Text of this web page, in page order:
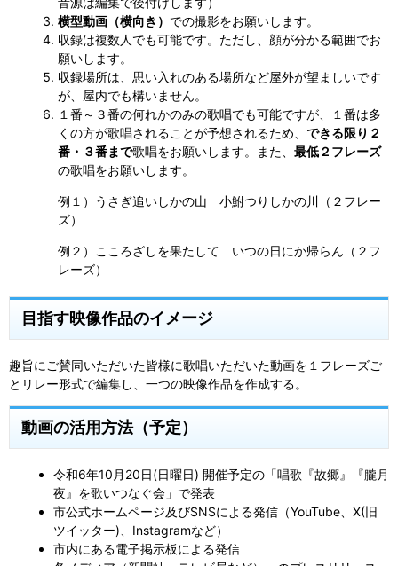
横型動画（横向き） での撮影をお願いします。
収録は複数人でも可能です。ただし、顔が分かる範囲でお
願いします。
収録場所は、思い入れのある場所など屋外が望ましいです
が、屋内でも構いません。
１番～３番の何れかのみの歌唱でも可能ですが、１番は多
くの方が歌唱されることが予想されるため、 できる限り２
番・３番まで歌唱をお願いします。また、 最低２フレーズ
の歌唱をお願いします。
例１）うさぎ追いしかの山 小鮒つりしかの川（２フレー
ズ）
例２）こころざしを果たして いつの日にか帰らん（２フ
レーズ）
目指す映像作品のイメージ
趣旨にご賛同いただいた皆様に歌唱いただいた動画を１フレーズご
とリレー形式で編集し、一つの映像作品を作成する。
動画の活用方法（予定）
令和6年10月20日(日曜日) 開催予定の「唱歌『故郷』『朧月
夜』を歌いつなぐ会」で発表
市公式ホームページ及びSNSによる発信（YouTube、X(旧
ツイッター)、Instagramなど）
市内にある電子掲示板による発信